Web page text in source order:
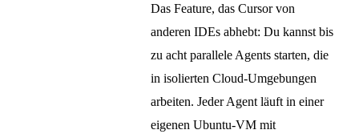
Das Feature, das Cursor von
anderen IDEs abhebt: Du kannst bis
zu acht parallele Agents starten, die
in isolierten Cloud-Umgebungen
arbeiten. Jeder Agent läuft in einer
eigenen Ubuntu-VM mit